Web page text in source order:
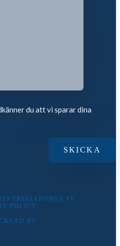
du att vi sparar dina
TRELLEBORGS FF
POLICY
AV